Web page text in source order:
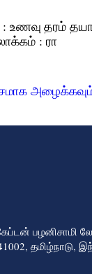
உணவு தரம்
: ரா
பழனிசாமி
தமிழ்நாடு,